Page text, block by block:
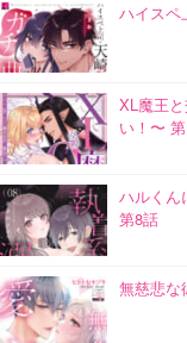
ハイスペ
XL魔王
い！〜
ハルくん
第8話
無慈悲な